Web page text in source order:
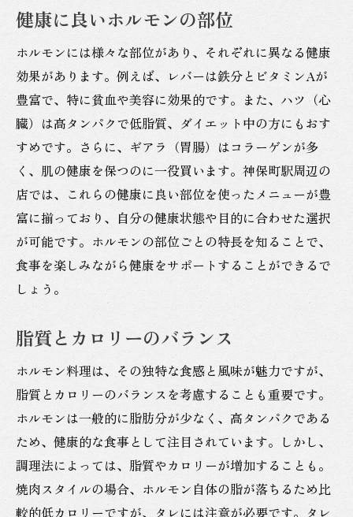
初心者向けホルモンの選び方
ホルモン料理を楽しむための基本知識
健康を考えたホルモン体験のポイント
神保町駅居酒屋でホルモンを安心して楽し
む方法
食事制限がある人のためのガイド
初めての人におすすめの神保町の店舗
神保町で味わうホルモンの魅力と健康への影響
ホルモン料理の深い味わいを探る
体に良いホルモンの食べ方
ホルモンがもたらす健康効果
神保町駅居酒屋でのホルモン料理の楽しみ
方
ホルモン料理の知られざる効能
新鮮なホルモンを楽しむ神保町での健康的な食
新鮮さにこだわったホルモンの選び方
地元の人が愛する新鮮ホルモン
健康を考えたホルモン料理の提案
健康に良いホルモンの部位
ホルモンには様々な部位があり、それぞれに異なる健康
効果があります。例えば、レバーは鉄分とビタミンAが
豊富で、特に貧血や美容に効果的です。また、ハツ（心
臓）は高タンパクで低脂質、ダイエット中の方にもおす
すめです。さらに、ギアラ（胃腸）はコラーゲンが多
く、肌の健康を保つのに一役買います。神保町駅周辺の
店では、これらの健康に良い部位を使ったメニューが豊
富に揃っており、自分の健康状態や目的に合わせた選択
が可能です。ホルモンの部位ごとの特長を知ることで、
食事を楽しみながら健康をサポートすることができるで
しょう。
脂質とカロリーのバランス
ホルモン料理は、その独特な食感と風味が魅力ですが、
脂質とカロリーのバランスを考慮することも重要です。
ホルモンは一般的に脂肪分が少なく、高タンパクである
ため、健康的な食事として注目されています。しかし、
調理法によっては、脂質やカロリーが増加することも。
焼肉スタイルの場合、ホルモン自体の脂が落ちるため比
較的低カロリーですが、タレには注意が必要です。タレ